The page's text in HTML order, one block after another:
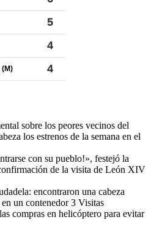
sobre los peores vecinos del
los estrenos de la semana en el
con su pueblo!», festejó la
de la visita de León XIV
encontraron una cabeza
un contenedor3 Visitas
compras en helicóptero para evitar